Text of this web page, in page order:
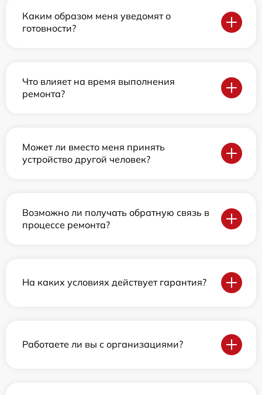
Каким образом меня уведомят о
готовности?
Что влияет на время выполнения
ремонта?
Может ли вместо меня принять
устройство другой человек?
Возможно ли получать обратную связь в
процессе ремонта?
На каких условиях действует гарантия?
Работаете ли вы с организациями?